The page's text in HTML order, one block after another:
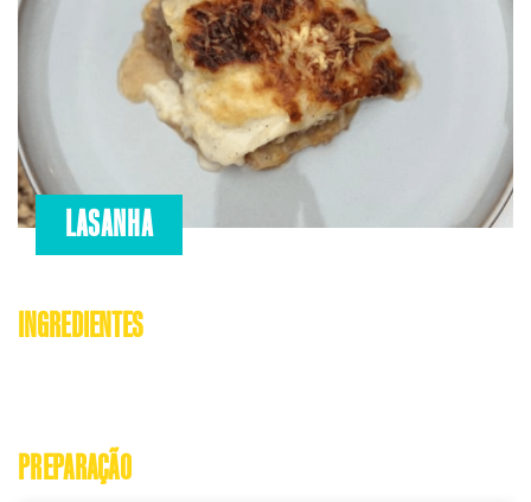
LASANHA
INGREDIENTES
PREPARAÇÃO